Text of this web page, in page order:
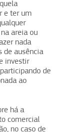
e ter um
areia ou
nada
de ausência
investir
de
ao
há a
comercial
no caso de